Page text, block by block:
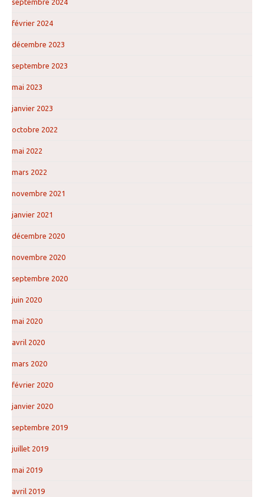
septembre 2024
février 2024
décembre 2023
septembre 2023
mai 2023
janvier 2023
octobre 2022
mai 2022
mars 2022
novembre 2021
janvier 2021
décembre 2020
novembre 2020
septembre 2020
juin 2020
mai 2020
avril 2020
mars 2020
février 2020
janvier 2020
septembre 2019
juillet 2019
mai 2019
avril 2019